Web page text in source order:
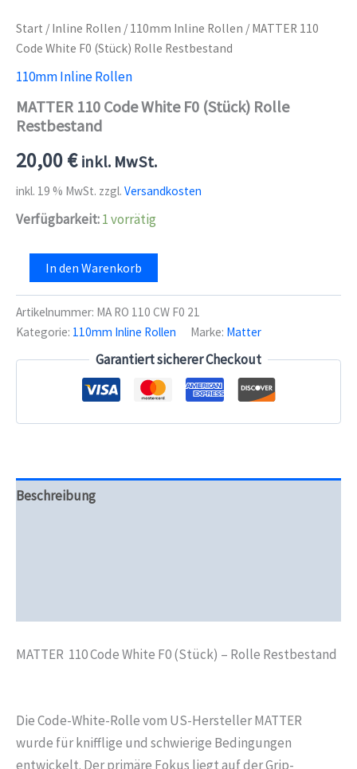
Start / Inline Rollen / 110mm Inline Rollen / MATTER 110
Code White F0 (Stück) Rolle Restbestand
110mm Inline Rollen
MATTER 110 Code White F0 (Stück) Rolle
Restbestand
20,00€ inkl. MwSt.
inkl. 19 % MwSt. zzgl. Versandkosten
Verfügbarkeit:1 vorrätig
MATTER
Code
White
F0
(Stück)
Rolle
In den Warenkorb
Artikelnummer: MA RO 110 CW F0 21
Kategorie: 110mm Inline Rollen Marke: Matter
Garantiert sicherer Checkout
Beschreibung
MATTER 110 Code White F0 (Stück) – Rolle Restbestand
Die Code-White-Rolle vom US-Hersteller MATTER
wurde für knifflige und schwierige Bedingungen
entwickelt. Der primäre Fokus liegt auf der Grip-